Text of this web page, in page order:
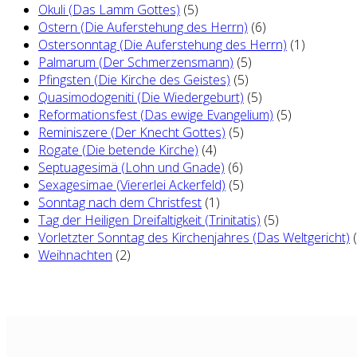
Okuli (Das Lamm Gottes) (5)
Ostern (Die Auferstehung des Herrn) (6)
Ostersonntag (Die Auferstehung des Herrn) (1)
Palmarum (Der Schmerzensmann) (5)
Pfingsten (Die Kirche des Geistes) (5)
Quasimodogeniti (Die Wiedergeburt) (5)
Reformationsfest (Das ewige Evangelium) (5)
Reminiszere (Der Knecht Gottes) (5)
Rogate (Die betende Kirche) (4)
Septuagesimä (Lohn und Gnade) (6)
Sexagesimae (Viererlei Ackerfeld) (5)
Sonntag nach dem Christfest (1)
Tag der Heiligen Dreifaltigkeit (Trinitatis) (5)
Vorletzter Sonntag des Kirchenjahres (Das Weltgericht)
Weihnachten (2)